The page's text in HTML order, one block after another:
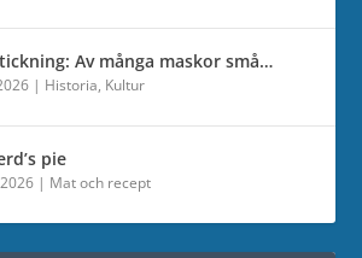
Av många maskor små…
| Historia, Kultur
pie
| Mat och recept